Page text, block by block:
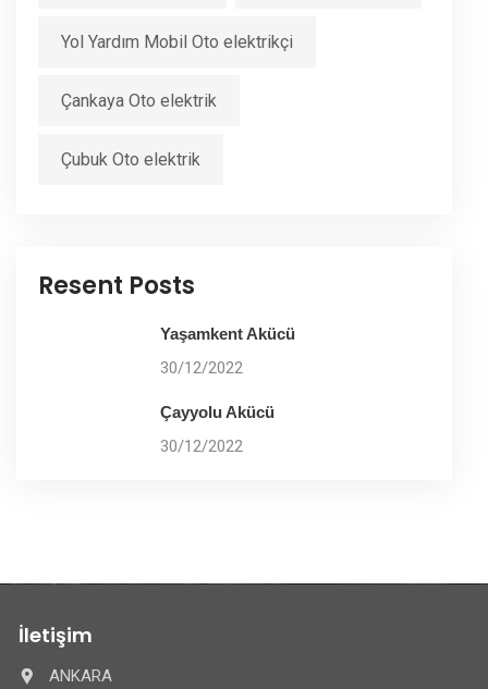
Yol Yardım Mobil Oto elektrikçi
Çankaya Oto elektrik
Çubuk Oto elektrik
Resent Posts
Yaşamkent Akücü
30/12/2022
Çayyolu Akücü
30/12/2022
İletişim
ANKARA